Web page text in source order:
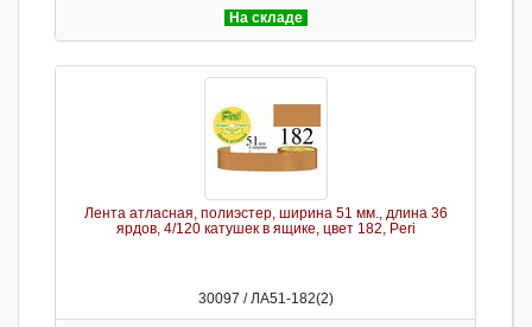
На складе
Лента атласная, полиэстер, ширина 51 мм., длина 36
ярдов, 4/120 катушек в ящике, цвет 182, Peri
30097 / ЛА51-182(2)